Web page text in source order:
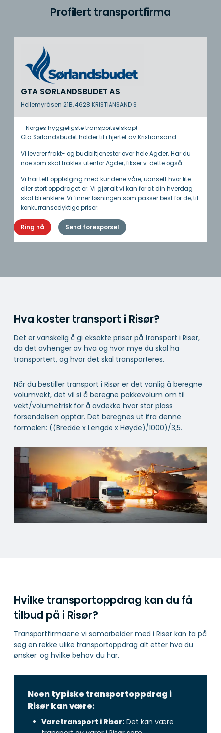
Profilert transportfirma
GTA SØRLANDSBUDET AS
Hellemyråsen 21B, 4628 KRISTIANSAND S
- Norges hyggeligste transportselskap!
Gta Sørlandsbudet holder til i hjertet av Kristiansand.
Vi leverer frakt- og budbiltjenester over hele Agder. Har du
noe som skal fraktes utenfor Agder, fikser vi dette også.
Vi har tett oppfølging med kundene våre, uansett hvor lite
eller stort oppdraget er. Vi gjør alt vi kan for at din hverdag
skal bli enklere. Vi finner løsningen som passer best for de, til
konkurransedyktige priser.
Ring nå Send forespørsel
Hva koster transport i Risør?
Det er vanskelig å gi eksakte priser på transport i Risør,
da det avhenger av hva og hvor mye du skal ha
transportert, og hvor det skal transporteres.
Når du bestiller transport i Risør er det vanlig å beregne
volumvekt, det vil si å beregne pakkevolum om til
vekt/volumetrisk for å avdekke hvor stor plass
forsendelsen opptar. Det beregnes ut ifra denne
formelen: ((Bredde x Lengde x Høyde)/1000)/3,5.
Hvilke transportoppdrag kan du få
tilbud på i Risør?
Transportfirmaene vi samarbeider med i Risør kan ta på
seg en rekke ulike transportoppdrag alt etter hva du
ønsker, og hvilke behov du har.
Noen typiske transportoppdrag i
Risør kan være:
Varetransport i Risør: Det kan være